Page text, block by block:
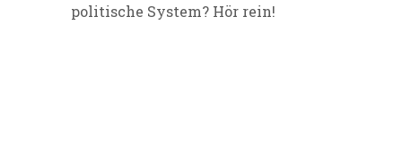
politische System? Hör rein!